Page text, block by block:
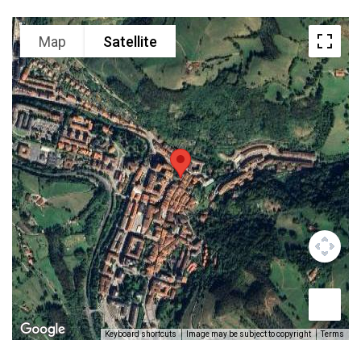
Map Satellite
Keyboard shortcuts Image may be subject to copyright Terms